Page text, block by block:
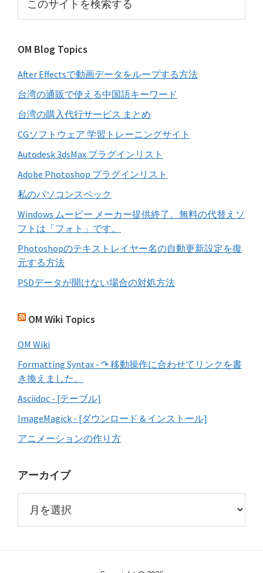
イ
バ
ー
ト
検
索
す
る
OM Blog Topics
After Effectsで動画データをループする方法
台湾の通販で使える中国語キーワード
台湾の購入代行サービス まとめ
CGソフトウェア 学習トレーニングサイト
Autodesk 3dsMax プラグインリスト
Adobe Photoshop プラグインリスト
私のパソコンスペック
Windows ムービー メーカー提供終了。無料の代替えソ
フトは「フォト」です。
Photoshopのテキストレイヤー名の自動更新設定を復
元する方法
PSDデータが開けない場合の対処方法
OM Wiki Topics
OM Wiki
Formatting Syntax - ↷ 移動操作に合わせてリンクを書
き換えました。
Asciidoc - [テーブル]
ImageMagick - [ダウンロード & インストール]
アニメーションの作り方
アーカイブ
カ